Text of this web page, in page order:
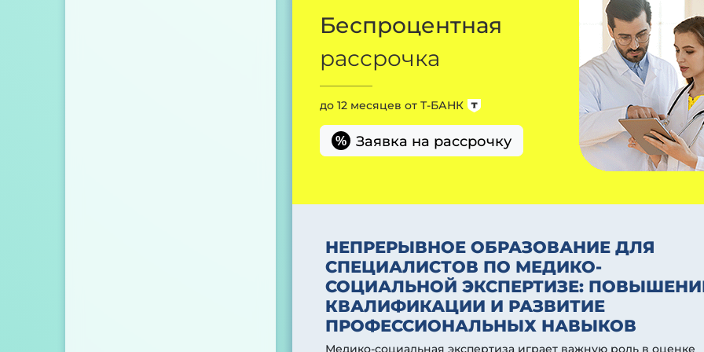
Беспроцентная
рассрочка
до 12 месяцев от Т-БАНК
% Заявка на рассрочку
НЕПРЕРЫВНОЕ ОБРАЗОВАНИЕ ДЛЯ
СПЕЦИАЛИСТОВ ПО МЕДИКО-
СОЦИАЛЬНОЙ ЭКСПЕРТИЗЕ:
КВАЛИФИКАЦИИ И РАЗВИТИЕ
ПРОФЕССИОНАЛЬНЫХ НАВЫКОВ
Медико-социальная экспертиза играет важную роль в оценке